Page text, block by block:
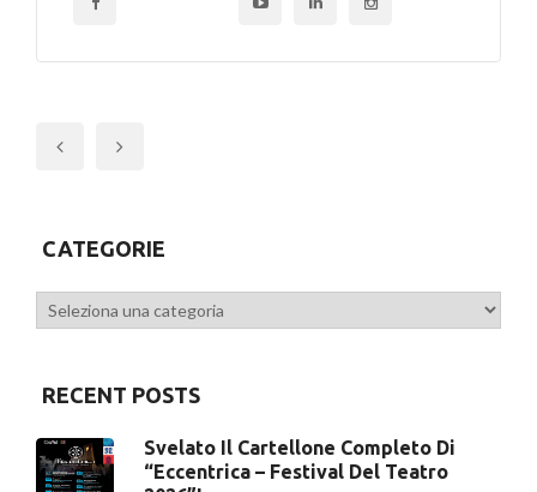
CATEGORIE
Categorie
RECENT POSTS
Svelato Il Cartellone Completo Di
“Eccentrica – Festival Del Teatro